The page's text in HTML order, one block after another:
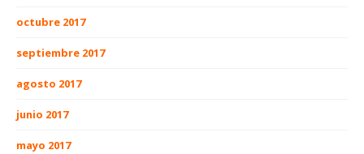
octubre 2017
septiembre 2017
agosto 2017
junio 2017
mayo 2017